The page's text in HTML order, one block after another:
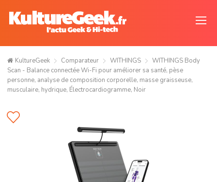
KultureGeek Comparateur WITHINGS
WITHINGS Body
Scan - Balance connectée Wi-Fi pour améliorer sa santé, pèse
personne, analyse de composition corporelle, masse graisseuse,
musculaire, hydrique, Électrocardiogramme, Noir